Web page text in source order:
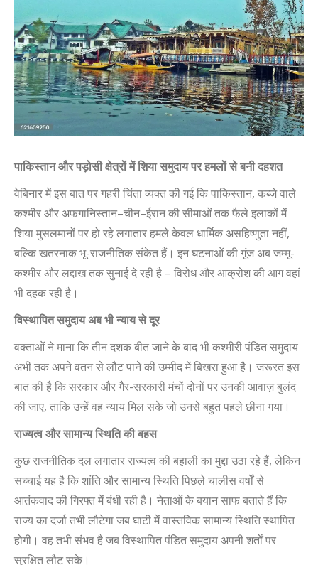
पाकिस्तान और पड़ोसी क्षेत्रों में शिया समुदाय पर हमलों से बनी दहशत
वेबिनार में इस बात पर गहरी चिंता व्यक्त की गई कि पाकिस्तान, कब्जे वाले
कश्मीर और अफगानिस्तान–चीन–ईरान की सीमाओं तक फैले इलाकों में
शिया मुसलमानों पर हो रहे लगातार हमले केवल धार्मिक असहिष्णुता नहीं,
बल्कि खतरनाक भू-राजनीतिक संकेत हैं। इन घटनाओं की गूंज अब जम्मू-
कश्मीर और लद्दाख तक सुनाई दे रही है – विरोध और आक्रोश की आग वहां
भी दहक रही है।
विस्थापित समुदाय अब भी न्याय से दूर
वक्ताओं ने माना कि तीन दशक बीत जाने के बाद भी कश्मीरी पंडित समुदाय
अभी तक अपने वतन से लौट पाने की उम्मीद में बिखरा हुआ है। जरूरत इस
बात की है कि सरकार और गैर-सरकारी मंचों दोनों पर उनकी आवाज़ बुलंद
की जाए, ताकि उन्हें वह न्याय मिल सके जो उनसे बहुत पहले छीना गया।
राज्यत्व और सामान्य स्थिति की बहस
कुछ राजनीतिक दल लगातार राज्यत्व की बहाली का मुद्दा उठा रहे हैं, लेकिन
सच्चाई यह है कि शांति और सामान्य स्थिति पिछले चालीस वर्षों से
आतंकवाद की गिरफ्त में बंधी रही है। नेताओं के बयान साफ बताते हैं कि
राज्य का दर्जा तभी लौटेगा जब घाटी में वास्तविक सामान्य स्थिति स्थापित
होगी। वह तभी संभव है जब विस्थापित पंडित समुदाय अपनी शर्तों पर
सुरक्षित लौट सके।